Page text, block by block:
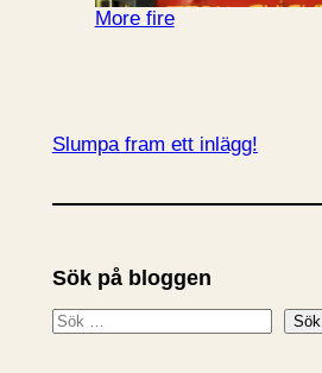
More fire
Slumpa fram ett inlägg!
Sök på bloggen
S
Sök